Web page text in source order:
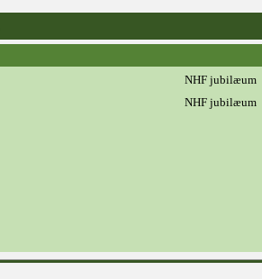
NHF jubilæum
NHF jubilæum